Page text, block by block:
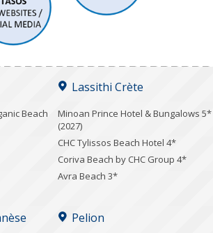
Beach
Lassithi Crète
Minoan Prince Hotel & Bungalows 5*
(2027)
CHC Tylissos Beach Hotel 4*
Coriva Beach by CHC Group 4*
Avra Beach 3*
Pelion